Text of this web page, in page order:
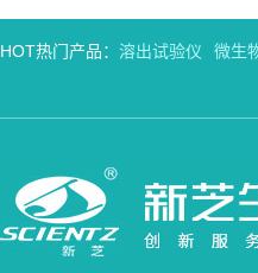
HOT热门产品： 溶出试验仪 微生